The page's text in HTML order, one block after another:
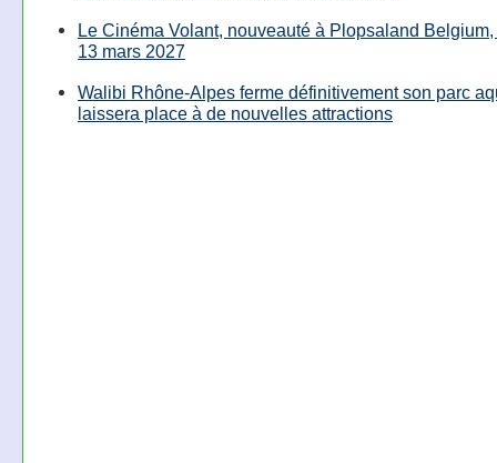
Le Cinéma Volant, nouveauté à Plopsaland
13 mars 2027
Walibi Rhône-Alpes ferme définitivement son parc
laissera place à de nouvelles attractions